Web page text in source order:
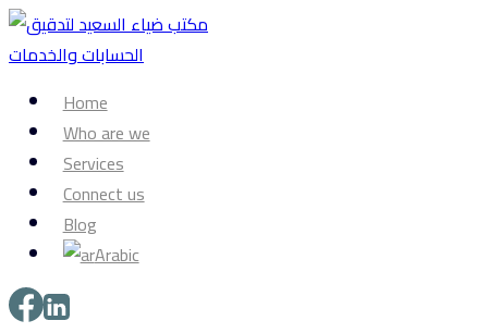
Skip
to
Home
Who are we
Services
Connect us
Blog
Arabic